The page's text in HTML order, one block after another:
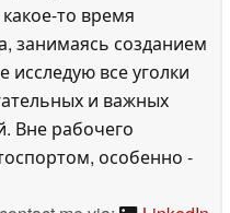
то время
занимаясь созданием
все уголки
и важных
Вне рабочего
особенно -